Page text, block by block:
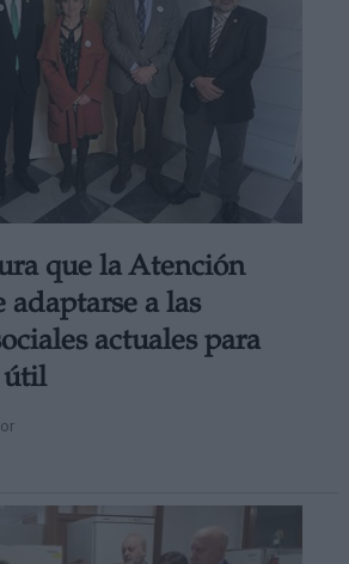
que la Atención
a las
actuales para
útil